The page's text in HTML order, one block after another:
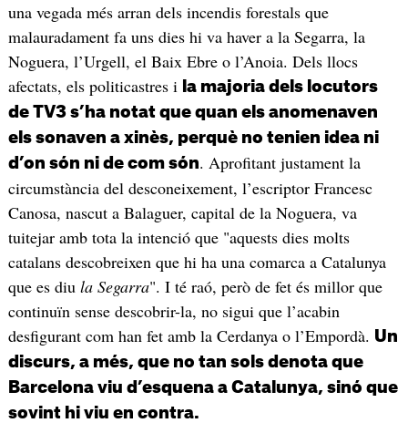
una vegada més arran dels incendis forestals que
malauradament fa uns dies hi va haver a la Segarra, la
Noguera, l’Urgell, el Baix Ebre o l’Anoia. Dels llocs
afectats, els politicastres i la majoria dels locutors
de TV3 s’ha notat que quan els anomenaven
els sonaven a xinès, perquè no tenien idea ni
d’on són ni de com són. Aprofitant justament la
circumstància del desconeixement, l’escriptor Francesc
Canosa, nascut a Balaguer, capital de la Noguera, va
tuitejar amb tota la intenció que "aquests dies molts
catalans descobreixen que hi ha una comarca a Catalunya
que es diula Segarra". I té raó, però de fet és millor que
continuïn sense descobrir-la, no sigui que l’acabin
desfigurant com han fet amb la Cerdanya o l’Empordà. Un
discurs, a més, que no tan sols denota que
Barcelona viu d’esquena a Catalunya, sinó que
sovint hi viu en contra.